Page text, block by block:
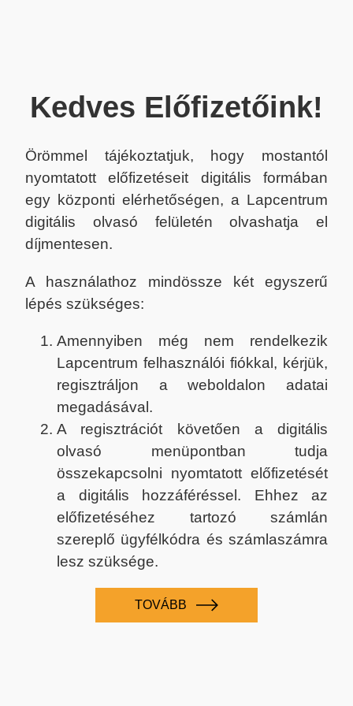
Kedves Előfizetőink!
Örömmel tájékoztatjuk, hogy mostantól
nyomtatott előfizetéseit digitális formában
egy központi elérhetőségen, a Lapcentrum
digitális olvasó felületén olvashatja el
díjmentesen.
A használathoz mindössze két egyszerű
lépés szükséges:
Amennyiben még nem rendelkezik
Lapcentrum felhasználói fiókkal, kérjük,
regisztráljon a weboldalon adatai
megadásával.
A regisztrációt követően a digitális
olvasó menüpontban tudja
összekapcsolni nyomtatott előfizetését
a digitális hozzáféréssel. Ehhez az
előfizetéséhez tartozó számlán
szereplő ügyfélkódra és számlaszámra
lesz szüksége.
TOVÁBB